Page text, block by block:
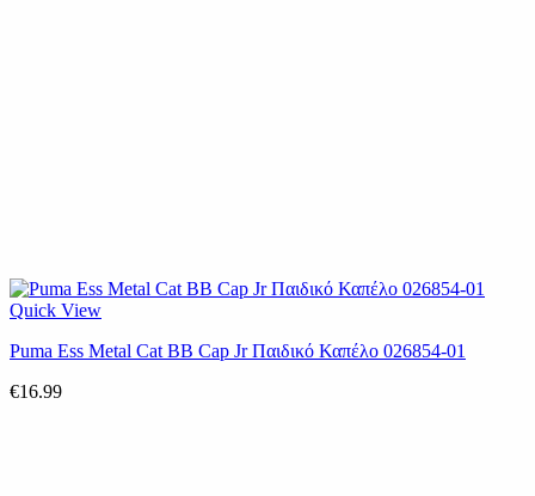
Quick View
Puma Ess Metal Cat BB Cap Jr Παιδικό Καπέλο 026854-01
€16.99